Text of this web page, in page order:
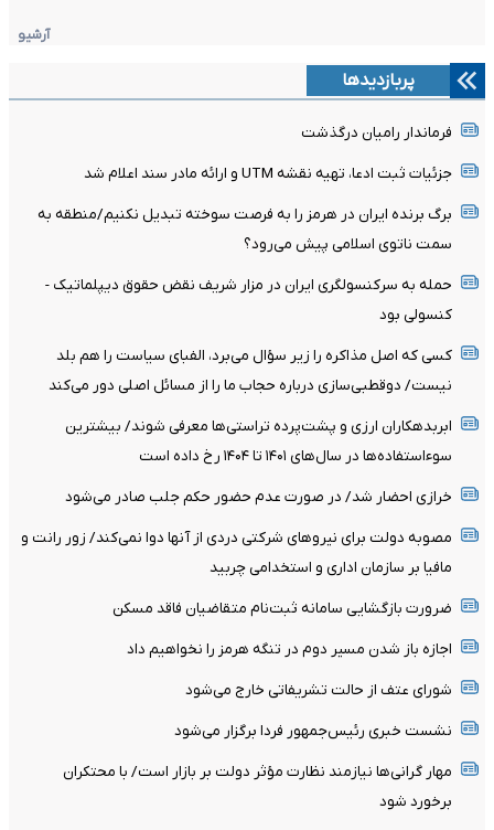
آرشیو
پربازدیدها
فرماندار رامیان درگذشت
جزئیات ثبت ادعا، تهیه نقشه UTM و ارائه مادر سند اعلام شد
برگ برنده ایران در هرمز را به فرصت سوخته تبدیل نکنیم/منطقه به
سمت ناتوی اسلامی پیش می‌رود؟
حمله به سرکنسولگری ایران در مزار شریف نقض حقوق دیپلماتیک -
کنسولی بود
کسی که اصل مذاکره را زیر سؤال می‌برد، الفبای سیاست را هم بلد
نیست/ دوقطبی‌سازی درباره حجاب ما را از مسائل اصلی دور می‌کند
ابربدهکاران ارزی و پشت‌پرده تراستی‌ها معرفی شوند/ بیشترین
سوءاستفاده‌ها در سال‌های ۱۴۰۱ تا ۱۴۰۴ رخ داده است
خرازی احضار شد/ در صورت عدم حضور حکم جلب صادر می‌شود
مصوبه دولت برای نیروهای شرکتی دردی از آنها دوا نمی‌کند/ زور رانت و
مافیا بر سازمان اداری و استخدامی چربید
ضرورت بازگشایی سامانه ثبت‌نام متقاضیان فاقد مسکن
اجازه باز شدن مسیر دوم در تنگه هرمز را نخواهیم داد
شورای عتف از حالت تشریفاتی خارج می‌شود
نشست خبری رئیس‌جمهور فردا برگزار می‌شود
مهار گرانی‌ها نیازمند نظارت مؤثر دولت بر بازار است/ با محتکران
برخورد شود